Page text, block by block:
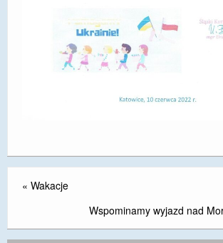
KSZTAŁCENIA OGÓLNEGO NA
REKRUTACJA 2026/2027
« Wakacje
Wspominamy wyjazd nad